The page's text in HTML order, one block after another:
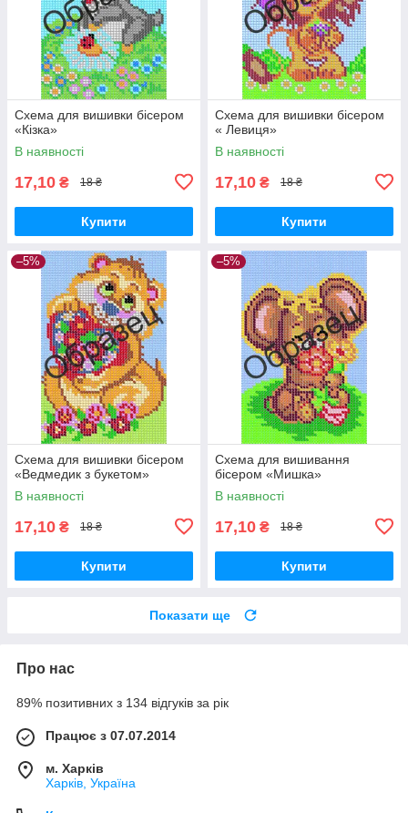
Схема для вишивки бісером
«Кізка»
В наявності
17,10 ₴ 18 ₴
Купити
Схема для вишивки бісером
« Левиця»
В наявності
17,10 ₴ 18 ₴
Купити
–5%
Схема для вишивки бісером
«Ведмедик з букетом»
В наявності
17,10 ₴ 18 ₴
Купити
–5%
Схема для вишивання
бісером «Мишка»
В наявності
17,10 ₴ 18 ₴
Купити
Показати ще
Про нас
89% позитивних з 134 відгуків за рік
Працює з 07.07.2014
м. Харків
Харків, Україна